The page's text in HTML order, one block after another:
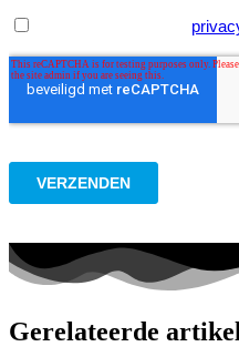
Gerelateerde